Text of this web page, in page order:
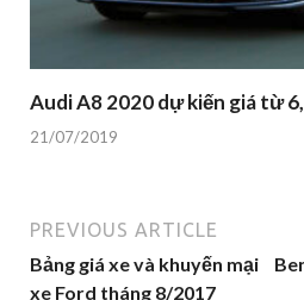
Audi A8 2020 dự kiến giá từ
21/07/2019
PREVIOUS ARTICLE
Bảng giá xe và khuyến mại
xe Ford tháng 8/2017